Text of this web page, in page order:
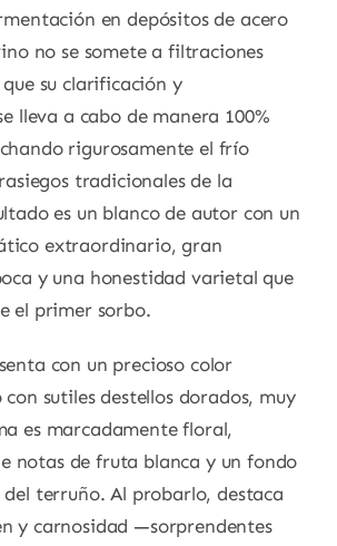
en depósitos de acero
no se somete a filtraciones
su clarificación y
lleva a cabo de manera 100%
rigurosamente el frío
tradicionales de la
es un blanco de autor con un
extraordinario, gran
y una honestidad varietal que
el primer sorbo.
con un precioso color
sutiles destellos dorados, muy
es marcadamente floral,
notas de fruta blanca y un fondo
terruño. Al probarlo, destaca
y carnosidad —sorprendentes